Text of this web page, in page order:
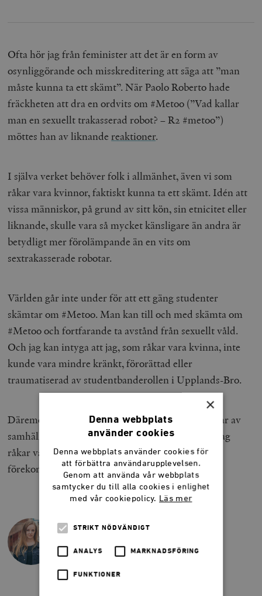
Ofta hör jag från feminister att det är en form av
osynliggörande och misskreditering att säga att ”man
måste kunna ta ett skämt”. När Paolo Roberto hade
fräckheten att dra en ordvits om #Metoo (”Vad kallar
man en sexuellt trakasserad robot? – R2 #metoo”)
möttes han av liknandereaktioner.
I själva verket behöver folk i allmänhet, även vi som
råkar vara kvinnor, faktiskt kunna ta ett skämt. Idén att
vissa människor, på grund av sitt kön, sin etnicitet eller
liknande, skulle vara så mycket känsligare än andra är
betydligt mer förolämpande än en vits om
sextrakasserade robotar.
Världen går inte under för att ett gäng studenter
skämtar om #Metoo. Man kan till och med skämta om
#Metoo och fortfarande ta avstånd från sexuellt våld.
Och jag kan intyga att jag, som råkar vara kvinna, inte
kunde vara mindre kränkt, förorättad eller
traumatiserad av studentbanderollen i Upplands-Bro.
Däremot är jag rätt provocerad av att så stora delar av
samhället resonerar som om jag, på grund av att jag
råkar vara kvinna, inte skulle kunna hantera
förekomsten av #Metoo-skämt i Upplands-Bro.
BLANCHE SANDE
Fd redaktör, Smedjan
×
Denna webbplats
använder cookies
Denna webbplats använder cookies för
att förbättra användarupplevelsen.
Genom att använda vår webbplats
samtycker du till alla cookies i enlighet
med vår cookiepolicy. Läs mer
STRIKT NÖDVÄNDIGT
ANALYS MARKNADSFÖRING
FUNKTIONER